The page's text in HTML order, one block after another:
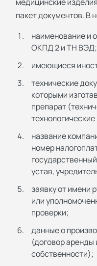
пакет документов. В
наименование и
ОКПД 2 и ТН ВЭД;
имеющиеся
технические
которыми
препарат
название
номер
устав,
заявку от имени
или
проверки;
данные о
(договор аренды
собственности);